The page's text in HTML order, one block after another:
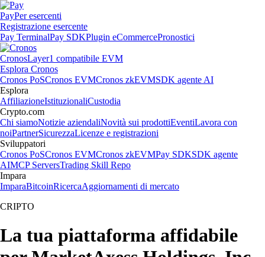
PayPer esercenti
Registrazione esercente
Pay TerminalPay SDKPlugin eCommercePronostici
CronosLayer1 compatibile EVM
Esplora Cronos
Cronos PoSCronos EVMCronos zkEVMSDK agente AI
Esplora
AffiliazioneIstituzionaliCustodia
Crypto.com
Chi siamoNotizie aziendaliNovità sui prodottiEventiLavora con
noiPartnerSicurezzaLicenze e registrazioni
Sviluppatori
Cronos PoSCronos EVMCronos zkEVMPay SDKSDK agente
AIMCP ServersTrading Skill Repo
Impara
ImparaBitcoinRicercaAggiornamenti di mercato
CRIPTO
La tua piattaforma affidabile